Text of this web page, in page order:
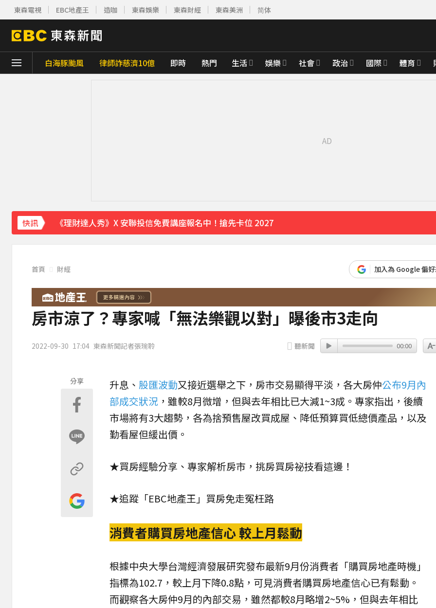
東森電視 EBC地產王 造咖 東森娛樂 東森財經 東森美洲 简体
白海豚颱風 律師詐慈濟10億 即時 熱門 生活 娛樂 社會 政治 國際 體育
快訊
《理財達人秀》X 安聯投信免費講座報名中！搶先卡位 2027
下載東森App，隨時掌握天下大小事！
東森深度周報／出國毛孩怎麼辦 桃機寵物旅館應運而生
首頁 財經 加入為 Google 偏
房市涼了？專家喊「無法樂觀以對」曝後市3走向
2022-09-30 17:04 東森新聞記者張琬聆 聽新聞 00:00
分享 升息 、 股匯波動又接近選舉之下，房市交易顯得平淡，各大房仲公布9月內
部成交狀況 ，雖較8月微增，但與去年相比已大減1~3成。專家指出，後續
市場將有3大趨勢，各為捨預售屋改買成屋、降低預算買低總價產品，以及
勤看屋但緩出價。
★買房經驗分享、專家解析房市，挑房買房祕技看這邊！
★追蹤「EBC地產王」買房免走冤枉路
消費者購買房地產信心 較上月鬆動
根據中央大學台灣經濟發展研究發布最新9月份消費者「購買房地產時機 」
指標為102.7，較上月下降0.8點，可見消費者購買房地產信心已有鬆動。
而觀察各大房仲9月的內部交易，雖然都較8月略增2~5%，但與去年相比